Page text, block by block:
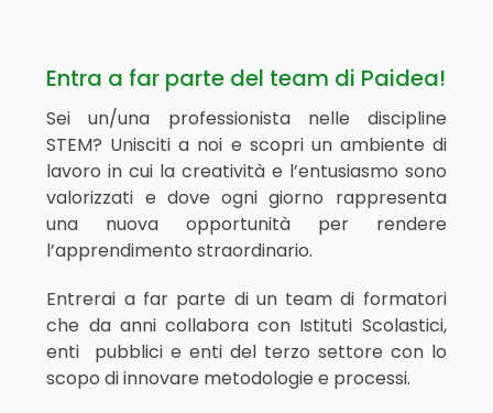
Entra a far parte del team di Paidea!
Sei un/una professionista nelle discipline
STEM? Unisciti a noi e scopri un ambiente di
lavoro in cui la creatività e l’entusiasmo sono
valorizzati e dove ogni giorno rappresenta
una nuova opportunità per rendere
l’apprendimento straordinario.
Entrerai a far parte di un team di formatori
che da anni collabora con Istituti Scolastici,
enti pubblici e enti del terzo settore con lo
scopo di innovare metodologie e processi.